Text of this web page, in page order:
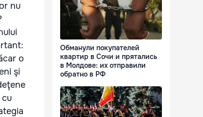
nu
o
şi
cu
Обманули покупателей
квартир в Сочи и прятались
в Молдове: их отправили
обратно в РФ